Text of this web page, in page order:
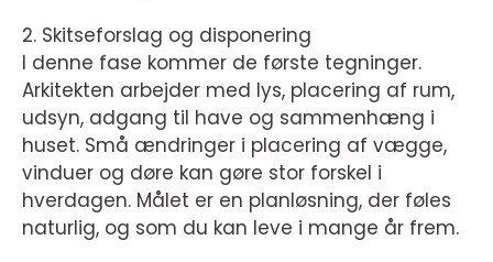
2. Skitseforslag og disponering
I denne fase kommer de første tegninger.
Arkitekten arbejder med lys, placering af rum,
udsyn, adgang til have og sammenhæng i
huset. Små ændringer i placering af vægge,
vinduer og døre kan gøre stor forskel i
hverdagen. Målet er en planløsning, der føles
naturlig, og som du kan leve i mange år frem.